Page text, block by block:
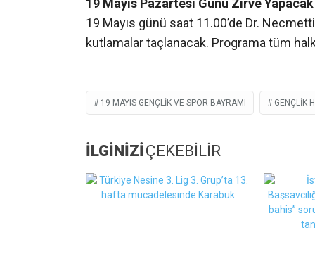
19 Mayıs Pazartesi Günü Zirve Yapacak
19 Mayıs günü saat 11.00’de Dr.
kutlamalar taçlanacak. Programa tüm
19 MAYIS GENÇLIK VE SPOR BAYRAMI GENÇLIK
İLGİNİZİÇEKEBİLİR